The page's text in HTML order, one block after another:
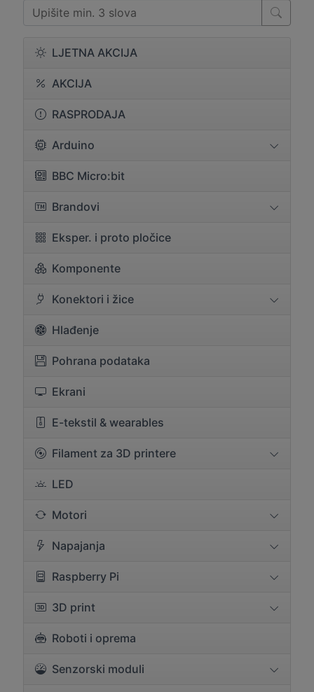
LJETNA AKCIJA
AKCIJA
RASPRODAJA
Arduino
BBC Micro:bit
Brandovi
Eksper. i proto pločice
Komponente
Konektori i žice
Hlađenje
Pohrana podataka
Ekrani
E-tekstil & wearables
Filament za 3D printere
LED
Motori
Napajanja
Raspberry Pi
3D print
Roboti i oprema
Senzorski moduli